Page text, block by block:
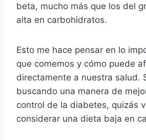
beta, mucho más que los del
alta en carbohidratos.
Esto me hace pensar en lo
que comemos y cómo puede
directamente a nuestra salud.
buscando una manera de
control de la diabetes, quizás
considerar una dieta baja en